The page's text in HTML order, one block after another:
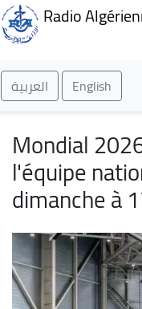
Radio
العربية English
Mondial
l'équipe
dimanche à